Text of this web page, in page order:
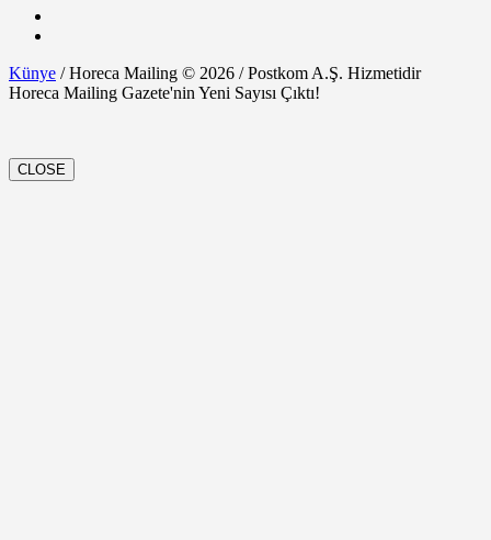
Künye / Horeca Mailing © 2026 / Postkom A.Ş. Hizmetidir
Horeca Mailing Gazete'nin Yeni Sayısı Çıktı!
CLOSE